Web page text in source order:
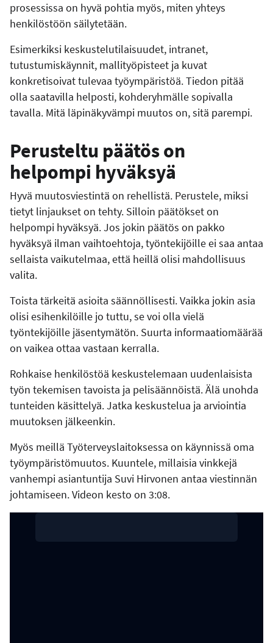
prosessissa on hyvä pohtia myös, miten yhteys
henkilöstöön säilytetään.
Esimerkiksi keskustelutilaisuudet, intranet,
tutustumiskäynnit, mallityöpisteet ja kuvat
konkretisoivat tulevaa työympäristöä. Tiedon pitää
olla saatavilla helposti, kohderyhmälle sopivalla
tavalla. Mitä läpinäkyvämpi muutos on, sitä parempi.
Perusteltu päätös on
helpompi hyväksyä
Hyvä muutosviestintä on rehellistä. Perustele, miksi
tietyt linjaukset on tehty. Silloin päätökset on
helpompi hyväksyä. Jos jokin päätös on pakko
hyväksyä ilman vaihtoehtoja, työntekijöille ei saa antaa
sellaista vaikutelmaa, että heillä olisi mahdollisuus
valita.
Toista tärkeitä asioita säännöllisesti. Vaikka jokin asia
olisi esihenkilöille jo tuttu, se voi olla vielä
työntekijöille jäsentymätön. Suurta informaatiomäärää
on vaikea ottaa vastaan kerralla.
Rohkaise henkilöstöä keskustelemaan uudenlaisista
työn tekemisen tavoista ja pelisäännöistä. Älä unohda
tunteiden käsittelyä. Jatka keskustelua ja arviointia
muutoksen jälkeenkin.
Myös meillä Työterveyslaitoksessa on käynnissä oma
työympäristömuutos. Kuuntele, millaisia vinkkejä
vanhempi asiantuntija Suvi Hirvonen antaa viestinnän
johtamiseen. Videon kesto on 3:08.